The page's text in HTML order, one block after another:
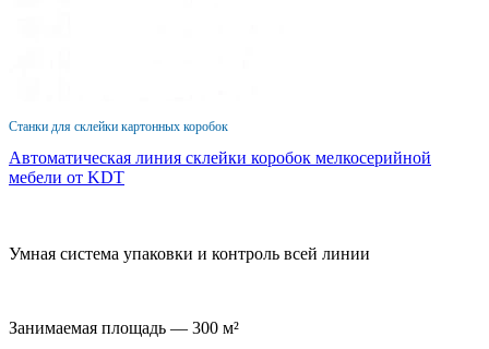
Станки для склейки картонных коробок
Автоматическая линия склейки коробок мелкосерийной
мебели от KDT
Умная система упаковки и контроль всей линии
Занимаемая площадь — 300 м²